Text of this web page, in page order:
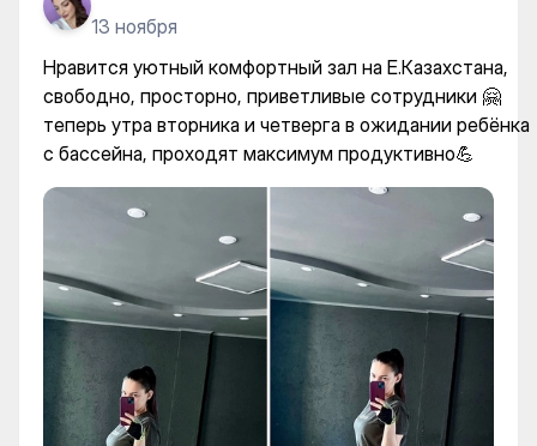
13 ноября
Нравится уютный комфортный зал на Е.Казахстана,
свободно, просторно, приветливые сотрудники 🤗
теперь утра вторника и четверга в ожидании ребёнка
с бассейна, проходят максимум продуктивно💪